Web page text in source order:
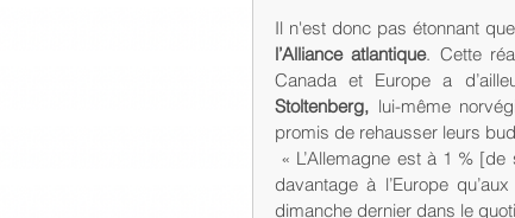
Il n'est donc pas étonnant
l’Alliance atlantique. Cette
Canada et Europe a
Stoltenberg, lui-même
promis de rehausser leurs
davantage à l’Europe
dimanche dernier dans le